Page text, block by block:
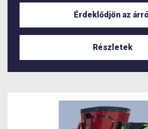
Érdeklődjön az árról
Részletek